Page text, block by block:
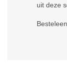
uit deze